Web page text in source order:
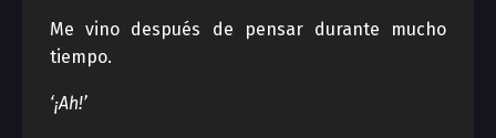
Me vino después de pensar durante mucho
tiempo.
‘¡Ah!’